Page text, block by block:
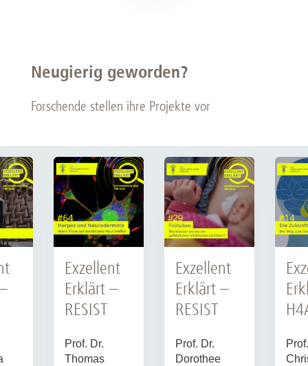
Neugierig geworden?
Forschende stellen ihre Projekte vor
Exzellent
Erklärt –
RESIST
Prof. Dr.
Thomas
Exzellent
Erklärt –
RESIST
Prof. Dr.
Dorothee